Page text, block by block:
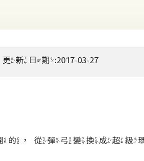
更新日期:2017-03-27
的，從彈弓變換成超級